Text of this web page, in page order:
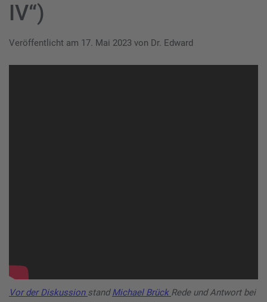
IV“)
Veröffentlicht am 17. Mai 2023 von Dr. Edward
Vor der Diskussion standMichael Brück Rede und Antwort bei